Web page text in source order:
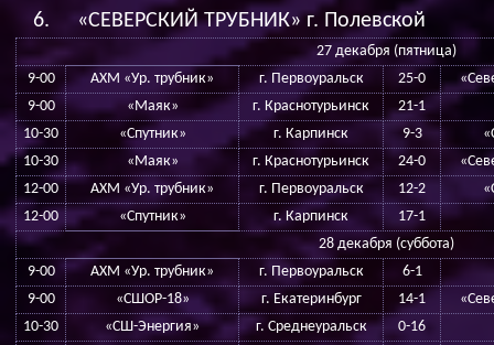
«СЕВЕРСКИЙ ТРУБНИК» г. Полевской
27 декабря (пятница)
9-00
АХМ «Ур. трубник» г. Первоуральск 25-0
9-00
«Маяк» г. Краснотурьинск 21-1
10-30
«Спутник» г. Карпинск 9-3
10-30
«Маяк» г. Краснотурьинск 24-0
12-00
АХМ «Ур. трубник» г. Первоуральск 12-2
12-00
«Спутник» г. Карпинск 17-1
28 декабря (суббота)
9-00
АХМ «Ур. трубник» г. Первоуральск
6-1
9-00
«СШОР-18» г. Екатеринбург 14-1
10-30
«СШ-Энергия» г. Среднеуральск
0-16